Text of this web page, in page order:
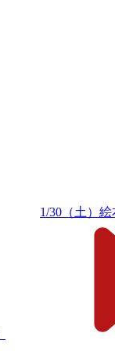
1/30（土）